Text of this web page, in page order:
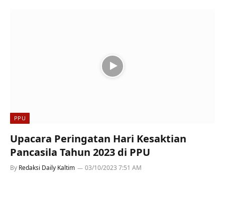
PPU
Upacara Peringatan Hari Kesaktian
Pancasila Tahun 2023 di PPU
By Redaksi Daily Kaltim 03/10/2023 7:51 AM